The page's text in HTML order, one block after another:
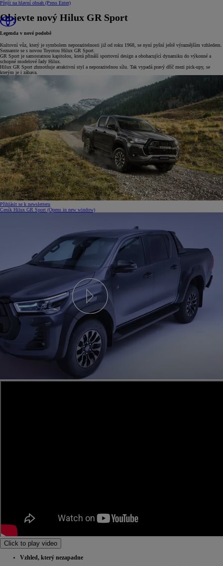
Přejít na hlavní obsah (Press Enter)
Objevte nový Hilux GR Sport
Legenda v nové podobě
Kultovní vůz, který je symbolem neporazitelnosti již od roku 1968, se nyní pyšní ještě výraznějším vzhledem.
Seznamte se s novou Toyotou Hilux GR Sport.
GR Sport je samostatnou kapitolou, která přináší sportovní design a obohacující dynamiku do výkonné a
schopné modelové řady Hilux.
Hilux GR Sport zhmotňuje atraktivní styl a neporazitelnou sílu. Tak vypadá pravý dříč mezi pick-upy, se
kterým je i zábava.
Přihlásit se k newsletteru
Ceník Hilux GR Sport (Opens in new window)
Click to play video
Vzhled, který nezapadne